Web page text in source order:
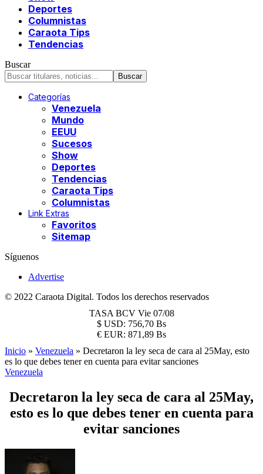
Deportes
Columnistas
Caraota Tips
Tendencias
Buscar
Categorías
Venezuela
Mundo
EEUU
Sucesos
Show
Deportes
Tendencias
Caraota Tips
Columnistas
Link Extras
Favoritos
Sitemap
Síguenos
Advertise
© 2022 Caraota Digital. Todos los derechos reservados
TASA BCV Vie 07/08
$ USD: 756,70 Bs
€ EUR: 871,89 Bs
Inicio » Venezuela » Decretaron la ley seca de cara al 25May, esto
es lo que debes tener en cuenta para evitar sanciones
Venezuela
Decretaron la ley seca de cara al 25May,
esto es lo que debes tener en cuenta para
evitar sanciones